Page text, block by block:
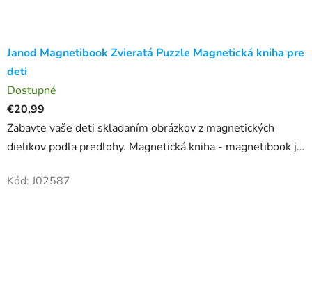
Janod Magnetibook Zvieratá Puzzle Magnetická kniha pre
deti
Dostupné
€20,99
Zabavte vaše deti skladaním obrázkov z magnetických
dielikov podľa predlohy. Magnetická kniha - magnetibook je
rokov....
Kód: J02587